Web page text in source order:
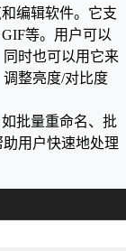
和编辑软件。它支
等。用户可以
时也可以用它来
整亮度/对比度
如批量重命名、批
用户快速地处理